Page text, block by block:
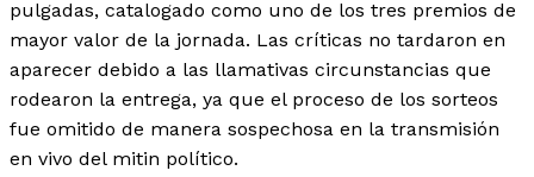
pulgadas, catalogado como uno de los tres premios de
mayor valor de la jornada. Las críticas no tardaron en
aparecer debido a las llamativas circunstancias que
rodearon la entrega, ya que el proceso de los sorteos
fue omitido de manera sospechosa en la transmisión
en vivo del mitin político.